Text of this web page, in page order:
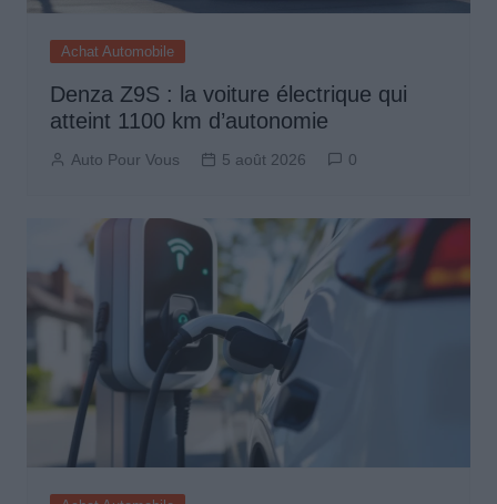
Achat Automobile
Denza Z9S : la voiture électrique qui
atteint 1100 km d’autonomie
Auto Pour Vous 5 août 2026 0